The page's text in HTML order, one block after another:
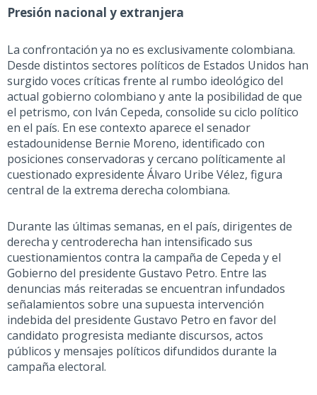
Presión nacional y extranjera
La confrontación ya no es exclusivamente colombiana.
Desde distintos sectores políticos de Estados Unidos han
surgido voces críticas frente al rumbo ideológico del
actual gobierno colombiano y ante la posibilidad de que
el petrismo, con Iván Cepeda, consolide su ciclo político
en el país. En ese contexto aparece el senador
estadounidense Bernie Moreno, identificado con
posiciones conservadoras y cercano políticamente al
cuestionado expresidente Álvaro Uribe Vélez, figura
central de la extrema derecha colombiana.
Durante las últimas semanas, en el país, dirigentes de
derecha y centroderecha han intensificado sus
cuestionamientos contra la campaña de Cepeda y el
Gobierno del presidente Gustavo Petro. Entre las
denuncias más reiteradas se encuentran infundados
señalamientos sobre una supuesta intervención
indebida del presidente Gustavo Petro en favor del
candidato progresista mediante discursos, actos
públicos y mensajes políticos difundidos durante la
campaña electoral.